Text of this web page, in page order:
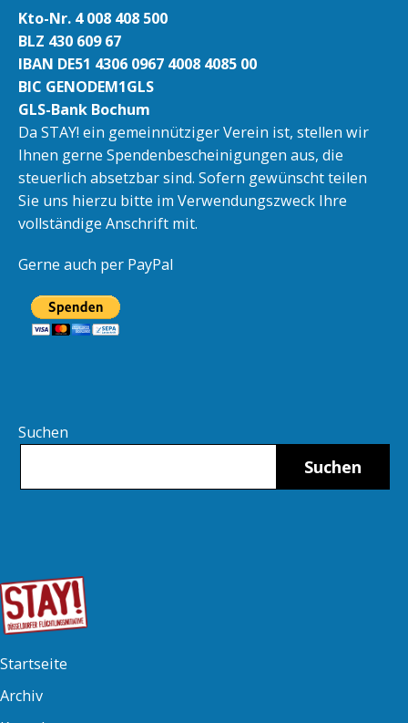
Kto-Nr. 4 008 408 500
BLZ 430 609 67
IBAN DE51 4306 0967 4008 4085 00
BIC GENODEM1GLS
GLS-Bank Bochum
Da STAY! ein gemeinnütziger Verein ist, stellen wir
Ihnen gerne Spendenbescheinigungen aus, die
steuerlich absetzbar sind. Sofern gewünscht teilen
Sie uns hierzu bitte im Verwendungszweck Ihre
vollständige Anschrift mit.
Gerne auch per PayPal
Suchen
Suchen
Startseite
Archiv